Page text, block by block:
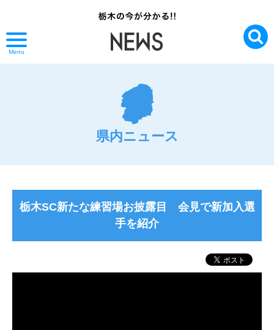
Menu
県内ニュース
栃木SC新たな練習場お披露目 会見で新加入選
手を紹介